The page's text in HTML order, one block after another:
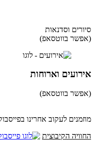
סיורים וסדנאות
(אפשר בווטסאפ)
אירועים וארוחות
(אפשר בווטסאפ)
מוזמנים לעקוב אחרינו
החוויה הקיבוצית